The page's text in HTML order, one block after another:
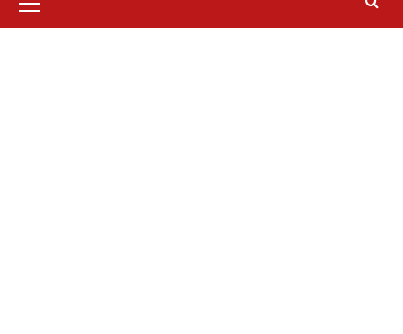
principale